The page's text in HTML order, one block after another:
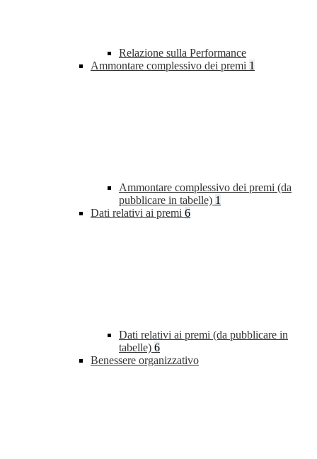
Relazione sulla Performance
Ammontare complessivo dei premi 1
Ammontare complessivo dei premi (da
pubblicare in tabelle) 1
Dati relativi ai premi 6
Dati relativi ai premi (da pubblicare in
tabelle) 6
Benessere organizzativo